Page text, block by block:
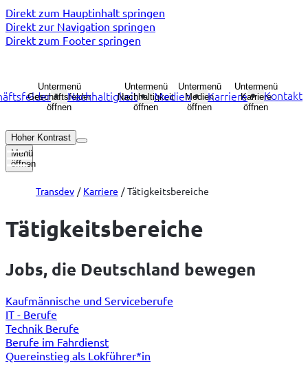
Direkt zum Hauptinhalt springen
Direkt zur Navigation springen
Direkt zum Footer springen
Untermenü
Geschäftsfelder
öffnen
Nachhaltigkeit
Untermenü
Nachhaltigkeit
öffnen
Medien
Untermenü
Medien
öffnen
Karriere
Untermenü
Karriere
öffnen
Kontakt
Hoher Kontrast
Menü
öffnen
Transdev Karriere Tätigkeitsbereiche
Tätigkeitsbereiche
Jobs, die Deutschland bewegen
Kaufmännische und Serviceberufe
IT - Berufe
Technik Berufe
Berufe im Fahrdienst
Quereinstieg als Lokführer*in